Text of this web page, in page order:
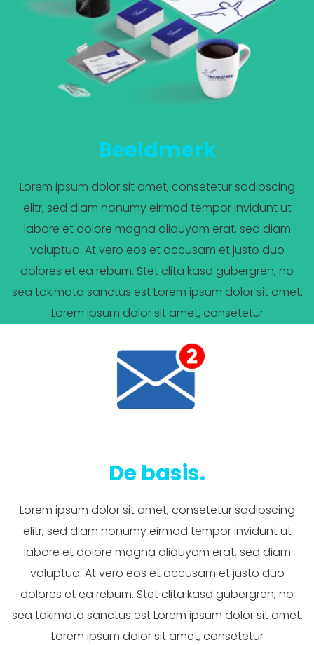
Beeldmerk
Lorem ipsum dolor sit amet, consetetur sadipscing
elitr, sed diam nonumy eirmod tempor invidunt ut
labore et dolore magna aliquyam erat, sed diam
voluptua. At vero eos et accusam et justo duo
dolores et ea rebum. Stet clita kasd gubergren, no
sea takimata sanctus est Lorem ipsum dolor sit amet.
Lorem ipsum dolor sit amet, consetetur
De basis.
Lorem ipsum dolor sit amet, consetetur sadipscing
elitr, sed diam nonumy eirmod tempor invidunt ut
labore et dolore magna aliquyam erat, sed diam
voluptua. At vero eos et accusam et justo duo
dolores et ea rebum. Stet clita kasd gubergren, no
sea takimata sanctus est Lorem ipsum dolor sit amet.
Lorem ipsum dolor sit amet, consetetur